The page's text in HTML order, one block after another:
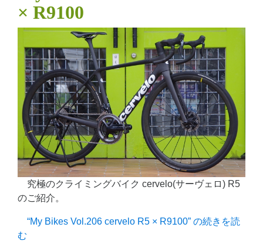
× R9100
究極のクライミングバイク cervelo(サーヴェロ) R5
のご紹介。
“My Bikes Vol.206 cervelo R5 × R9100” の続きを読
む